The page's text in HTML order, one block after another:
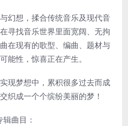
幻想，揉合传统音乐及现代音
寻找音乐世界里面宽阔、无拘
在现有的歌型、编曲、题材与
能性，惊喜正在产生。
现梦想中，累积很多过去而成
织成一个个缤纷美丽的梦！
曲目：